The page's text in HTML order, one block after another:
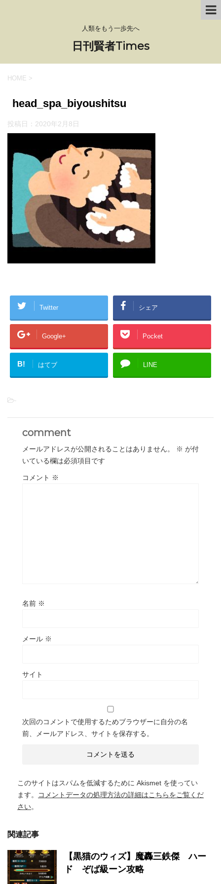
人類をもう一歩先へ
日刊賢者Times
HOME >
head_spa_biyoushitsu
投稿日： 2020年2月8日
Twitter シェア
Google+ Pocket
B! はてブ LINE
-
comment
メールアドレスが公開されることはありません。 ※ が付
いている欄は必須項目です
コメント ※
名前 ※
メール ※
サイト
次回のコメントで使用するためブラウザーに自分の名
前、メールアドレス、サイトを保存する。
このサイトはスパムを低減するために Akismet を使ってい
ます。
コメントデータの処理方法の詳細はこちらをご覧くだ
さい。
関連記事
【黒猫のウィズ】魔轟三鉄傑 ハー
ド ぞば級ーン攻略